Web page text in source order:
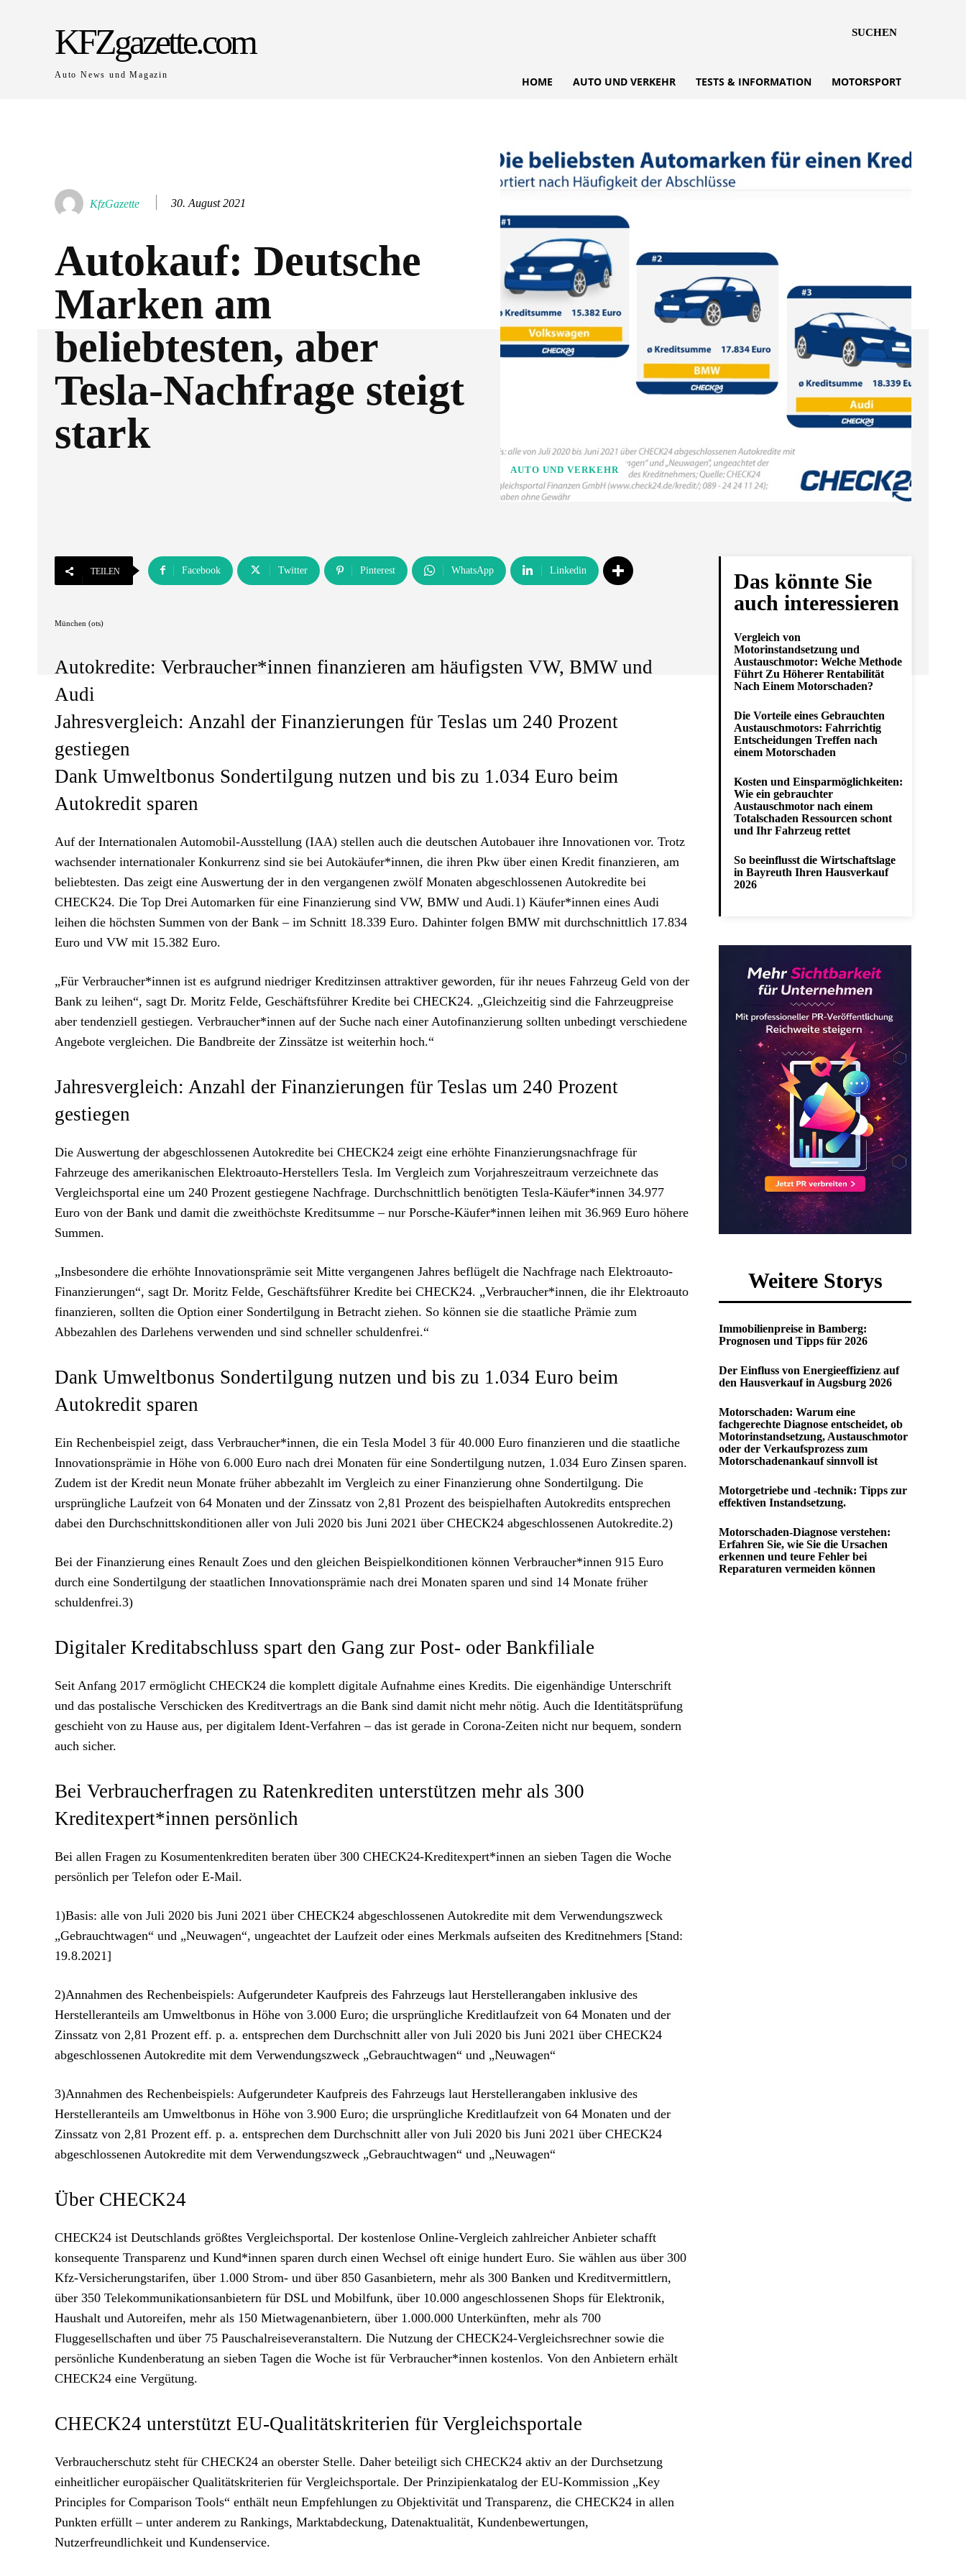
KFZgazette.com
Auto News und Magazin
SUCHEN
HOME AUTO UND VERKEHR TESTS & INFORMATION MOTORSPORT
KfzGazette 30. August 2021
Autokauf: Deutsche
Marken am
beliebtesten, aber
Tesla-Nachfrage steigt
stark
AUTO UND VERKEHR
TEILEN Facebook Twitter Pinterest WhatsApp Linkedin
München (ots)
Autokredite: Verbraucher*innen finanzieren am häufigsten VW, BMW und
Audi
Jahresvergleich: Anzahl der Finanzierungen für Teslas um 240 Prozent
gestiegen
Dank Umweltbonus Sondertilgung nutzen und bis zu 1.034 Euro beim
Autokredit sparen
Auf der Internationalen Automobil-Ausstellung (IAA) stellen auch die deutschen Autobauer ihre Innovationen vor. Trotz
wachsender internationaler Konkurrenz sind sie bei Autokäufer*innen, die ihren Pkw über einen Kredit finanzieren, am
beliebtesten. Das zeigt eine Auswertung der in den vergangenen zwölf Monaten abgeschlossenen Autokredite bei
CHECK24. Die Top Drei Automarken für eine Finanzierung sind VW, BMW und Audi.1) Käufer*innen eines Audi
leihen die höchsten Summen von der Bank – im Schnitt 18.339 Euro. Dahinter folgen BMW mit durchschnittlich 17.834
Euro und VW mit 15.382 Euro.
„Für Verbraucher*innen ist es aufgrund niedriger Kreditzinsen attraktiver geworden, für ihr neues Fahrzeug Geld von der
Bank zu leihen“, sagt Dr. Moritz Felde, Geschäftsführer Kredite bei CHECK24. „Gleichzeitig sind die Fahrzeugpreise
aber tendenziell gestiegen. Verbraucher*innen auf der Suche nach einer Autofinanzierung sollten unbedingt verschiedene
Angebote vergleichen. Die Bandbreite der Zinssätze ist weiterhin hoch.“
Jahresvergleich: Anzahl der Finanzierungen für Teslas um 240 Prozent
gestiegen
Die Auswertung der abgeschlossenen Autokredite bei CHECK24 zeigt eine erhöhte Finanzierungsnachfrage für
Fahrzeuge des amerikanischen Elektroauto-Herstellers Tesla. Im Vergleich zum Vorjahreszeitraum verzeichnete das
Vergleichsportal eine um 240 Prozent gestiegene Nachfrage. Durchschnittlich benötigten Tesla-Käufer*innen 34.977
Euro von der Bank und damit die zweithöchste Kreditsumme – nur Porsche-Käufer*innen leihen mit 36.969 Euro höhere
Summen.
„Insbesondere die erhöhte Innovationsprämie seit Mitte vergangenen Jahres beflügelt die Nachfrage nach Elektroauto-
Finanzierungen“, sagt Dr. Moritz Felde, Geschäftsführer Kredite bei CHECK24. „Verbraucher*innen, die ihr Elektroauto
finanzieren, sollten die Option einer Sondertilgung in Betracht ziehen. So können sie die staatliche Prämie zum
Abbezahlen des Darlehens verwenden und sind schneller schuldenfrei.“
Dank Umweltbonus Sondertilgung nutzen und bis zu 1.034 Euro beim
Autokredit sparen
Ein Rechenbeispiel zeigt, dass Verbraucher*innen, die ein Tesla Model 3 für 40.000 Euro finanzieren und die staatliche
Innovationsprämie in Höhe von 6.000 Euro nach drei Monaten für eine Sondertilgung nutzen, 1.034 Euro Zinsen sparen.
Zudem ist der Kredit neun Monate früher abbezahlt im Vergleich zu einer Finanzierung ohne Sondertilgung. Die
ursprüngliche Laufzeit von 64 Monaten und der Zinssatz von 2,81 Prozent des beispielhaften Autokredits entsprechen
dabei den Durchschnittskonditionen aller von Juli 2020 bis Juni 2021 über CHECK24 abgeschlossenen Autokredite.2)
Bei der Finanzierung eines Renault Zoes und den gleichen Beispielkonditionen können Verbraucher*innen 915 Euro
durch eine Sondertilgung der staatlichen Innovationsprämie nach drei Monaten sparen und sind 14 Monate früher
schuldenfrei.3)
Digitaler Kreditabschluss spart den Gang zur Post- oder Bankfiliale
Seit Anfang 2017 ermöglicht CHECK24 die komplett digitale Aufnahme eines Kredits. Die eigenhändige Unterschrift
und das postalische Verschicken des Kreditvertrags an die Bank sind damit nicht mehr nötig. Auch die Identitätsprüfung
geschieht von zu Hause aus, per digitalem Ident-Verfahren – das ist gerade in Corona-Zeiten nicht nur bequem, sondern
auch sicher.
Bei Verbraucherfragen zu Ratenkrediten unterstützen mehr als 300
Kreditexpert*innen persönlich
Bei allen Fragen zu Kosumentenkrediten beraten über 300 CHECK24-Kreditexpert*innen an sieben Tagen die Woche
persönlich per Telefon oder E-Mail.
1)Basis: alle von Juli 2020 bis Juni 2021 über CHECK24 abgeschlossenen Autokredite mit dem Verwendungszweck
„Gebrauchtwagen“ und „Neuwagen“, ungeachtet der Laufzeit oder eines Merkmals aufseiten des Kreditnehmers [Stand:
19.8.2021]
2)Annahmen des Rechenbeispiels: Aufgerundeter Kaufpreis des Fahrzeugs laut Herstellerangaben inklusive des
Herstelleranteils am Umweltbonus in Höhe von 3.000 Euro; die ursprüngliche Kreditlaufzeit von 64 Monaten und der
Zinssatz von 2,81 Prozent eff. p. a. entsprechen dem Durchschnitt aller von Juli 2020 bis Juni 2021 über CHECK24
abgeschlossenen Autokredite mit dem Verwendungszweck „Gebrauchtwagen“ und „Neuwagen“
3)Annahmen des Rechenbeispiels: Aufgerundeter Kaufpreis des Fahrzeugs laut Herstellerangaben inklusive des
Herstelleranteils am Umweltbonus in Höhe von 3.900 Euro; die ursprüngliche Kreditlaufzeit von 64 Monaten und der
Zinssatz von 2,81 Prozent eff. p. a. entsprechen dem Durchschnitt aller von Juli 2020 bis Juni 2021 über CHECK24
abgeschlossenen Autokredite mit dem Verwendungszweck „Gebrauchtwagen“ und „Neuwagen“
Über CHECK24
CHECK24 ist Deutschlands größtes Vergleichsportal. Der kostenlose Online-Vergleich zahlreicher Anbieter schafft
konsequente Transparenz und Kund*innen sparen durch einen Wechsel oft einige hundert Euro. Sie wählen aus über 300
Kfz-Versicherungstarifen, über 1.000 Strom- und über 850 Gasanbietern, mehr als 300 Banken und Kreditvermittlern,
über 350 Telekommunikationsanbietern für DSL und Mobilfunk, über 10.000 angeschlossenen Shops für Elektronik,
Haushalt und Autoreifen, mehr als 150 Mietwagenanbietern, über 1.000.000 Unterkünften, mehr als 700
Fluggesellschaften und über 75 Pauschalreiseveranstaltern. Die Nutzung der CHECK24-Vergleichsrechner sowie die
persönliche Kundenberatung an sieben Tagen die Woche ist für Verbraucher*innen kostenlos. Von den Anbietern erhält
CHECK24 eine Vergütung.
CHECK24 unterstützt EU-Qualitätskriterien für Vergleichsportale
Verbraucherschutz steht für CHECK24 an oberster Stelle. Daher beteiligt sich CHECK24 aktiv an der Durchsetzung
einheitlicher europäischer Qualitätskriterien für Vergleichsportale. Der Prinzipienkatalog der EU-Kommission „Key
Principles for Comparison Tools“ enthält neun Empfehlungen zu Objektivität und Transparenz, die CHECK24 in allen
Punkten erfüllt – unter anderem zu Rankings, Marktabdeckung, Datenaktualität, Kundenbewertungen,
Nutzerfreundlichkeit und Kundenservice.
Das könnte Sie
auch interessieren
Vergleich von
Motorinstandsetzung und
Austauschmotor: Welche Methode
Führt Zu Höherer Rentabilität
Nach Einem Motorschaden?
Die Vorteile eines Gebrauchten
Austauschmotors: Fahrrichtig
Entscheidungen Treffen nach
einem Motorschaden
Kosten und Einsparmöglichkeiten:
Wie ein gebrauchter
Austauschmotor nach einem
Totalschaden Ressourcen schont
und Ihr Fahrzeug rettet
So beeinflusst die Wirtschaftslage
in Bayreuth Ihren Hausverkauf
2026
Weitere Storys
Immobilienpreise in Bamberg:
Prognosen und Tipps für 2026
Der Einfluss von Energieeffizienz auf
den Hausverkauf in Augsburg 2026
Motorschaden: Warum eine
fachgerechte Diagnose entscheidet, ob
Motorinstandsetzung, Austauschmotor
oder der Verkaufsprozess zum
Motorschadenankauf sinnvoll ist
Motorgetriebe und -technik: Tipps zur
effektiven Instandsetzung.
Motorschaden-Diagnose verstehen:
Erfahren Sie, wie Sie die Ursachen
erkennen und teure Fehler bei
Reparaturen vermeiden können